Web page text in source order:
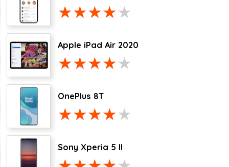
Apple iPad Air 2020
OnePlus 8T
Sony Xperia 5 II